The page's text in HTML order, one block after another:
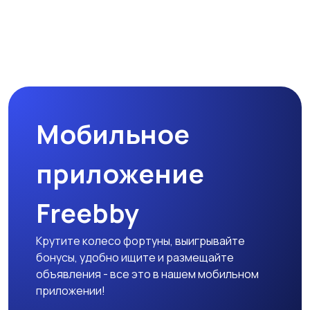
Мобильное
приложение
Freebby
Крутите колесо фортуны, выигрывайте
бонусы, удобно ищите и размещайте
объявления - все это в нашем мобильном
приложении!